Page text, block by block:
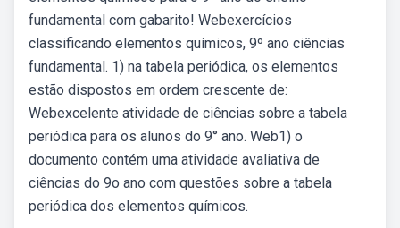
fundamental com gabarito! Webexercícios
classificando elementos químicos, 9º ano ciências
fundamental. 1) na tabela periódica, os elementos
estão dispostos em ordem crescente de:
Webexcelente atividade de ciências sobre a tabela
periódica para os alunos do 9° ano. Web1) o
documento contém uma atividade avaliativa de
ciências do 9o ano com questões sobre a tabela
periódica dos elementos químicos.